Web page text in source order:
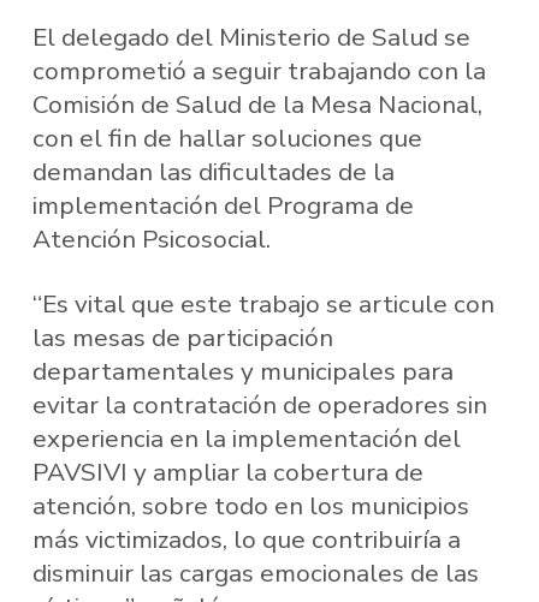
El delegado del Ministerio de Salud se
comprometió a seguir trabajando con la
Comisión de Salud de la Mesa Nacional,
con el fin de hallar soluciones que
demandan las dificultades de la
implementación del Programa de
Atención Psicosocial.
“Es vital que este trabajo se articule con
las mesas de participación
departamentales y municipales para
evitar la contratación de operadores sin
experiencia en la implementación del
PAVSIVI y ampliar la cobertura de
atención, sobre todo en los municipios
más victimizados, lo que contribuiría a
disminuir las cargas emocionales de las